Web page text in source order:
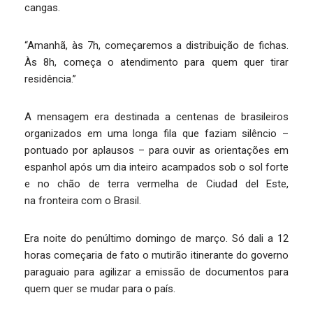
cangas.
“Amanhã, às 7h, começaremos a distribuição de fichas.
Às 8h, começa o atendimento para quem quer tirar
residência.”
A mensagem era destinada a centenas de brasileiros
organizados em uma longa fila que faziam silêncio –
pontuado por aplausos – para ouvir as orientações em
espanhol após um dia inteiro acampados sob o sol forte
e no chão de terra vermelha de Ciudad del Este,
na fronteira com o Brasil.
Era noite do penúltimo domingo de março. Só dali a 12
horas começaria de fato o mutirão itinerante do governo
paraguaio para agilizar a emissão de documentos para
quem quer se mudar para o país.